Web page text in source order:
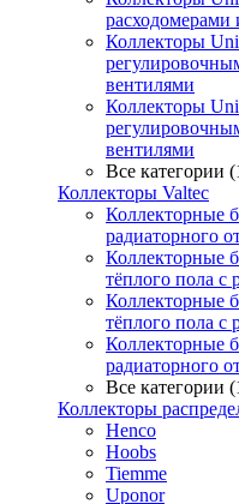
расходомерами
Коллекторы
вентилями
Коллекторы
вентилями
Все категории
Коллекторы Valtec
Коллекторные
радиаторного
Коллекторные
тёплого пола с
Коллекторные
тёплого пола с
Коллекторные
радиаторного
Все категории
Коллекторы
Henco
Hoobs
Tiemme
Uponor